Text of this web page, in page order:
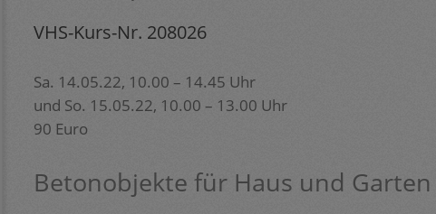
VHS-Kurs-Nr. 208026
Sa. 14.05.22, 10.00 – 14.45 Uhr
und So. 15.05.22, 10.00 – 13.00 Uhr
90 Euro
Betonobjekte für Haus und Garten